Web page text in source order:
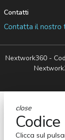
Contatti
Contatta il nostro
Nextwork360 -
close
Clicca sul